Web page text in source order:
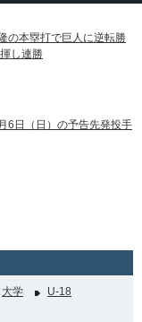
の本塁打で巨人に逆転勝
し連勝
6日（日）の予告先発投手
大学
U-18